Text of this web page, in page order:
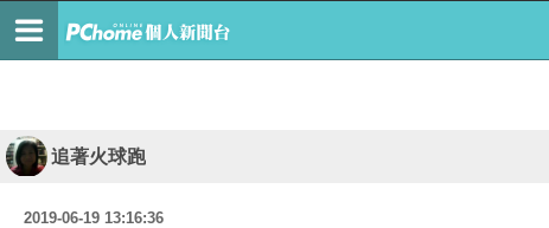
追著火球跑
2019-06-19 13:16:36